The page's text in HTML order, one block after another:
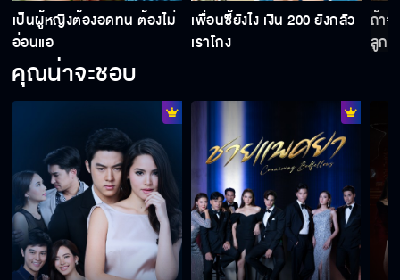
ถ้าลื้อไม่หยุด กระสุนวิ่งไปหา อาปา แน่
ในที่สุดเราก็ได้มีลูก เหมือนที่เราฝันไว้ตลอด
ถ้าคุณเข้าไปเสียบได้ รับรองได้ความลับเพียบ
เป็นผู้หญิงต้องอดทน ต้องไม่
อ่อนแอ
เพื่อนซี้ยังไง เงิน 200 ยังกลัว
เราโกง
ถ้าจ
ลูก
คุณน่าจะชอบ